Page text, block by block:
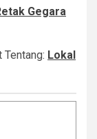
Gegara
Lokal